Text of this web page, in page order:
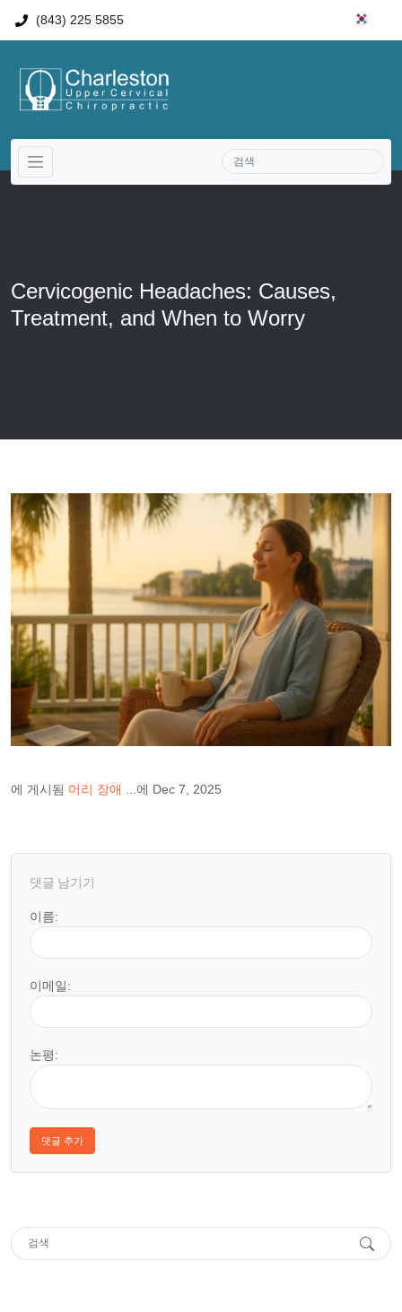
(843) 225 5855
Cervicogenic Headaches: Causes,
Treatment, and When to Worry
에 게시됨 머리 장애 ...에 Dec 7, 2025
댓글 남기기
이름:
이메일:
논평: